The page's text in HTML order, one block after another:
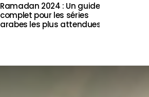
Ramadan 2024 : Un guide
complet pour les séries
arabes les plus attendues